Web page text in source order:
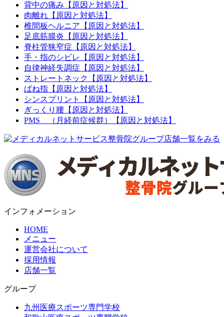
背中の痛み【原因と対処法】
肉離れ【原因と対処法】
椎間板ヘルニア【原因と対処法】
足底筋膜炎【原因と対処法】
脊柱管狭窄症【原因と対処法】
手・指のシビレ【原因と対処法】
自律神経失調症【原因と対処法】
ストレートネック【原因と対処法】
ばね指【原因と対処法】
シンスプリント【原因と対処法】
ぎっくり腰【原因と対処法】
PMS （月経前症候群）【原因と対処法】
インフォメーション
HOME
メニュー
運営会社について
採用情報
店舗一覧
グループ
九州医療スポーツ専門学校